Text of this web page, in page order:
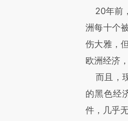
20年前
洲每十个
伤大雅，
欧洲经济
而且，
的黑色经
件，几乎